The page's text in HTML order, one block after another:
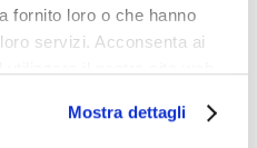
fornito loro o che hanno
servizi. Acconsenta ai
Mostra dettagli